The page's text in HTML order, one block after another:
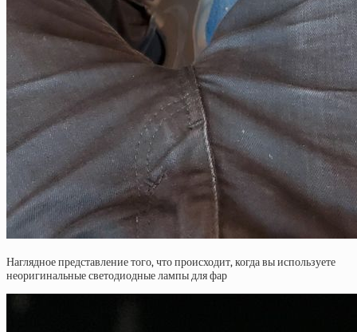
Наглядное представление того, что происходит, когда вы используете
неоригинальные светодиодные лампы для фар